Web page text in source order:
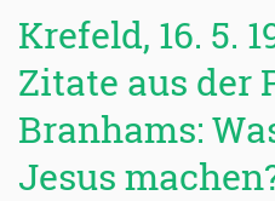
Krefeld, 16. 5.
Zitate aus der
Branhams:
Jesus